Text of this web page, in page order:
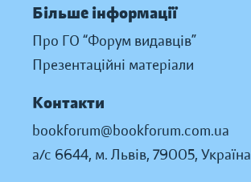
Більше інформації
Про ГО “Форум видавців”
Презентаційні матеріали
Контакти
bookforum@bookforum.com.ua
а/с 6644, м. Львів, 79005, Україна